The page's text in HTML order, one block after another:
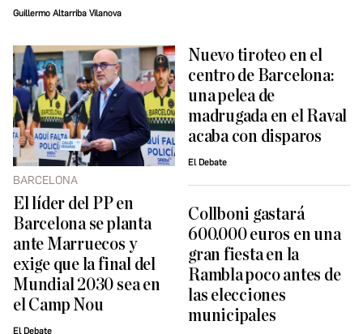
Guillermo Altarriba Vilanova
BARCELONA
El líder del PP en
Barcelona se planta
ante Marruecos y
exige que la final del
Mundial 2030 sea en
el Camp Nou
El Debate
Nuevo tiroteo en el
centro de Barcelona:
una pelea de
madrugada en el Raval
acaba con disparos
El Debate
Collboni gastará
600.000 euros en una
gran fiesta en la
Rambla poco antes de
las elecciones
municipales